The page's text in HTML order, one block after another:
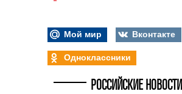
Мой мир
Вконтакте
Одноклассники
РОССИЙСКИЕ НОВОСТИ